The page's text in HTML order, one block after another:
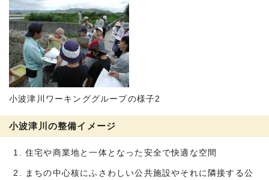
小波津川ワーキンググループの様子2
小波津川の整備イメージ
住宅や商業地と一体となった安全で快適な空間
まちの中心核にふさわしい公共施設やそれに隣接する公